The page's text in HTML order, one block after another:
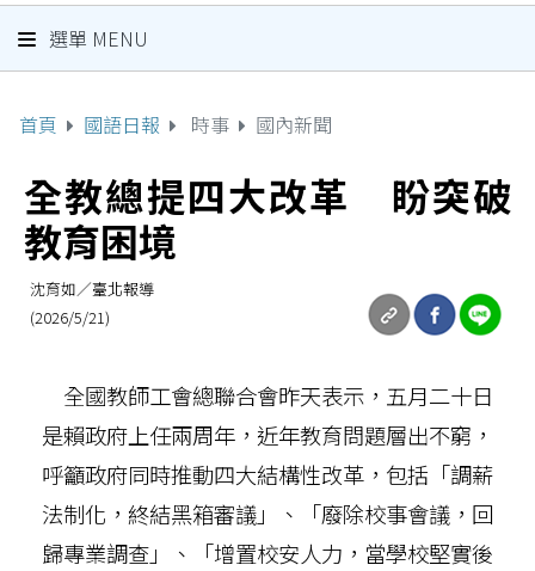
選單 MENU
首頁 國語日報 時事 國內新聞
全教總提四大改革 盼突破
教育困境
沈育如／臺北報導
(2026/5/21)
全國教師工會總聯合會昨天表示，五月二十日
是賴政府上任兩周年，近年教育問題層出不窮，
呼籲政府同時推動四大結構性改革，包括「調薪
法制化，終結黑箱審議」、「廢除校事會議，回
歸專業調查」、「增置校安人力，當學校堅實後